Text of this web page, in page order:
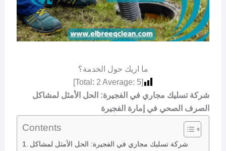
ما اريك حول الخدمة؟
[Total:
2 Average: 5
]
شركة تسليك مجاري في الفجيرة: الحل الأمثل لمشاكل
الصرف الصحي في إمارة الفجيرة
Contents
شركة تسليك مجاري في الفجيرة: الحل الأمثل لمشاكل